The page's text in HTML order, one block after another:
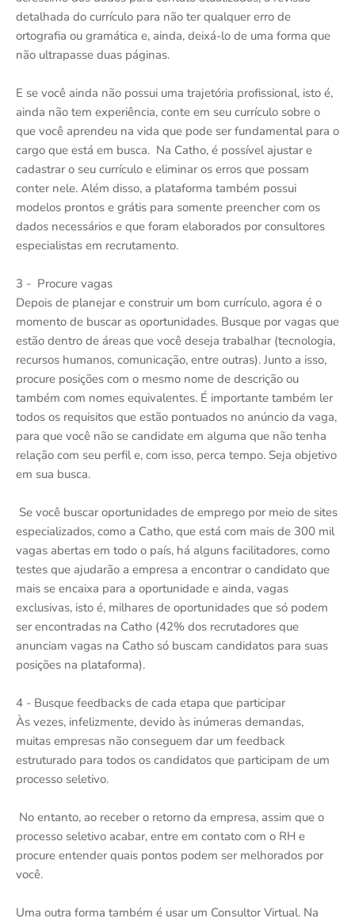
detalhada do currículo para não ter qualquer erro de
ortografia ou gramática e, ainda, deixá-lo de uma forma que
não ultrapasse duas páginas.
E se você ainda não possui uma trajetória profissional, isto é,
ainda não tem experiência, conte em seu currículo sobre o
que você aprendeu na vida que pode ser fundamental para o
cargo que está em busca. Na Catho, é possível ajustar e
cadastrar o seu currículo e eliminar os erros que possam
conter nele. Além disso, a plataforma também possui
modelos prontos e grátis para somente preencher com os
dados necessários e que foram elaborados por consultores
especialistas em recrutamento.
3 - Procure vagas
Depois de planejar e construir um bom currículo, agora é o
momento de buscar as oportunidades. Busque por vagas que
estão dentro de áreas que você deseja trabalhar (tecnologia,
recursos humanos, comunicação, entre outras). Junto a isso,
procure posições com o mesmo nome de descrição ou
também com nomes equivalentes. É importante também ler
todos os requisitos que estão pontuados no anúncio da vaga,
para que você não se candidate em alguma que não tenha
relação com seu perfil e, com isso, perca tempo. Seja objetivo
em sua busca.
Se você buscar oportunidades de emprego por meio de sites
especializados, como a Catho, que está com mais de 300 mil
vagas abertas em todo o país, há alguns facilitadores, como
testes que ajudarão a empresa a encontrar o candidato que
mais se encaixa para a oportunidade e ainda, vagas
exclusivas, isto é, milhares de oportunidades que só podem
ser encontradas na Catho (42% dos recrutadores que
anunciam vagas na Catho só buscam candidatos para suas
posições na plataforma).
4 - Busque feedbacks de cada etapa que participar
Às vezes, infelizmente, devido às inúmeras demandas,
muitas empresas não conseguem dar um feedback
estruturado para todos os candidatos que participam de um
processo seletivo.
No entanto, ao receber o retorno da empresa, assim que o
processo seletivo acabar, entre em contato com o RH e
procure entender quais pontos podem ser melhorados por
você.
Uma outra forma também é usar um Consultor Virtual. Na